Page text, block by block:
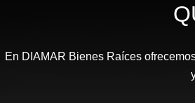
En DIAMAR Bienes Raíces